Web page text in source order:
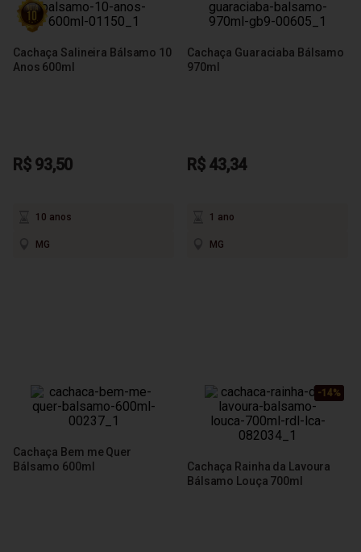
Cachaça Salineira Bálsamo 10
Anos 600ml
R$ 93,50
10 anos
MG
Cachaça Guaraciaba Bálsamo
970ml
R$ 43,34
1 ano
MG
Cachaça Bem me Quer
Bálsamo 600ml
-14%
-14%
-14%
Cachaça Rainha da Lavoura
Bálsamo Louça 700ml